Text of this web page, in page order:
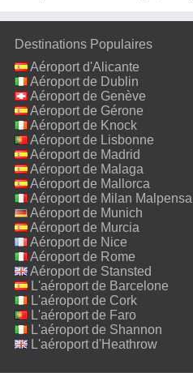
Destinations Populaires
Aéroport d'Alicante
Aéroport de Dublin
Aéroport de Genève
Aéroport de Gérone
Aéroport de Knock
Aéroport de Lisbonne
Aéroport de Madrid
Aéroport de Malaga
Aéroport de Mallorca
Aéroport de Milan Malpensa
Aéroport de Munich
Aéroport de Murcia
Aéroport de Nice
Aéroport de Rome
Fiumicino
Aéroport de Stansted
L'aéroport de Barcelone
L'aéroport de Cork
L'aéroport de Faro
L'aéroport de Shannon
L'aéroport d'Heathrow